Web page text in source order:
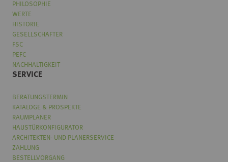
PHILOSOPHIE
WERTE
HISTORIE
GESELLSCHAFTER
FSC
PEFC
NACHHALTIGKEIT
SERVICE
BERATUNGSTERMIN
KATALOGE & PROSPEKTE
RAUMPLANER
HAUSTÜRKONFIGURATOR
ARCHITEKTEN- UND PLANERSERVICE
ZAHLUNG
BESTELLVORGANG